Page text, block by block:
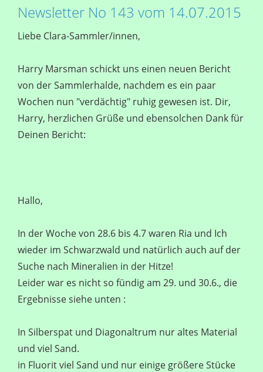
Newsletter No 143 vom 14.07.2015
Liebe Clara-Sammler/innen,
Harry Marsman schickt uns einen neuen Bericht
von der Sammlerhalde, nachdem es ein paar
Wochen nun "verdächtig" ruhig gewesen ist. Dir,
Harry, herzlichen Grüße und ebensolchen Dank für
Deinen Bericht:
Hallo,
In der Woche von 28.6 bis 4.7 waren Ria und Ich
wieder im Schwarzwald und natürlich auch auf der
Suche nach Mineralien in der Hitze!
Leider war es nicht so fündig am 29. und 30.6., die
Ergebnisse siehe unten :
In Silberspat und Diagonaltrum nur altes Material
und viel Sand.
in Fluorit viel Sand und nur einige größere Stücke